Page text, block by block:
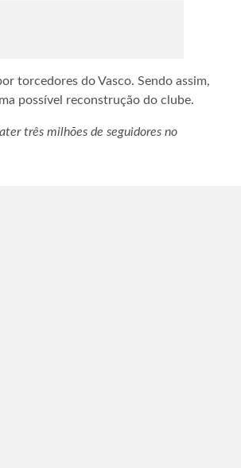
torcedores do Vasco. Sendo assim,
possível reconstrução do clube.
três milhões de seguidores no